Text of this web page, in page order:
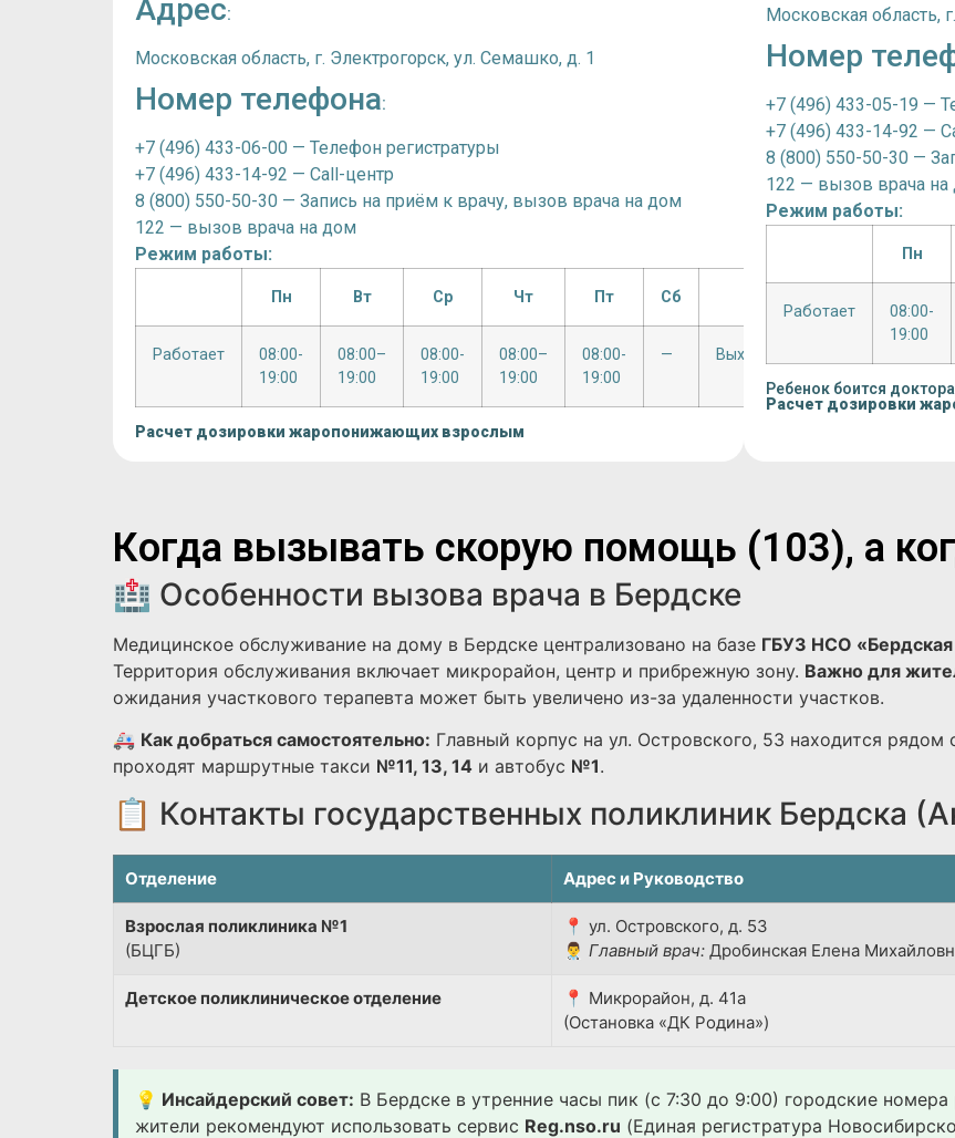
Адрес:
Московская область, г. Электрогорск, ул. Семашко, д. 1
Номер телефона:
+7 (496) 433-06-00 — Телефон регистратуры
+7 (496) 433-14-92 — Call-центр
8 (800) 550-50-30 — Запись на приём к врачу, вызов врача на дом
122 — вызов врача на дом
Режим работы:
Пн Вт Ср Чт Пт Сб
Работает
08:00-
19:00
08:00–
19:00
08:00-
19:00
08:00–
19:00
08:00-
19:00
— Выходной
Расчет дозировки жаропонижающих взрослым
Московская область,
Номер
+7 (496) 433-05-19 —
+7 (496) 433-14-92 —
8 (800) 550-50-30 —
122 — вызов врача на
Режим работы:
Пн
Работает
08:00-
19:00
Ребенок боится
Расчет дозировки
Когда вызывать скорую помощь (103), а
🏥 Особенности вызова врача в Бердске
Медицинское обслуживание на дому в Бердске централизовано на базе ГБУЗ НСО «Бердская
Территория обслуживания включает микрорайон, центр и прибрежную зону. Важно для
ожидания участкового терапевта может быть увеличено из-за удаленности участков.
🚑 Как добраться самостоятельно: Главный корпус на ул. Островского, 53 находится
проходят маршрутные такси №11, 13, 14 и автобус №1.
📋 Контакты государственных поликлиник Бердска
Отделение Адрес и Руководство
Взрослая поликлиника №1
(БЦГБ)
📍 ул. Островского, д. 53
👨‍⚕️ Главный врач: Дробинская Елена
Детское поликлиническое отделение
📍 Микрорайон, д. 41а
(Остановка «ДК Родина»)
💡 Инсайдерский совет: В Бердске в утренние часы пик (с 7:30 до 9:00) городские
жители рекомендуют использовать сервис Reg.nso.ru (Единая регистратура